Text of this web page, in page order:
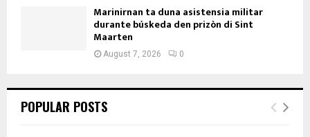
Marinirnan ta duna asistensia militar
durante búskeda den prizòn di Sint
Maarten
August 7, 2026 0
POPULAR POSTS